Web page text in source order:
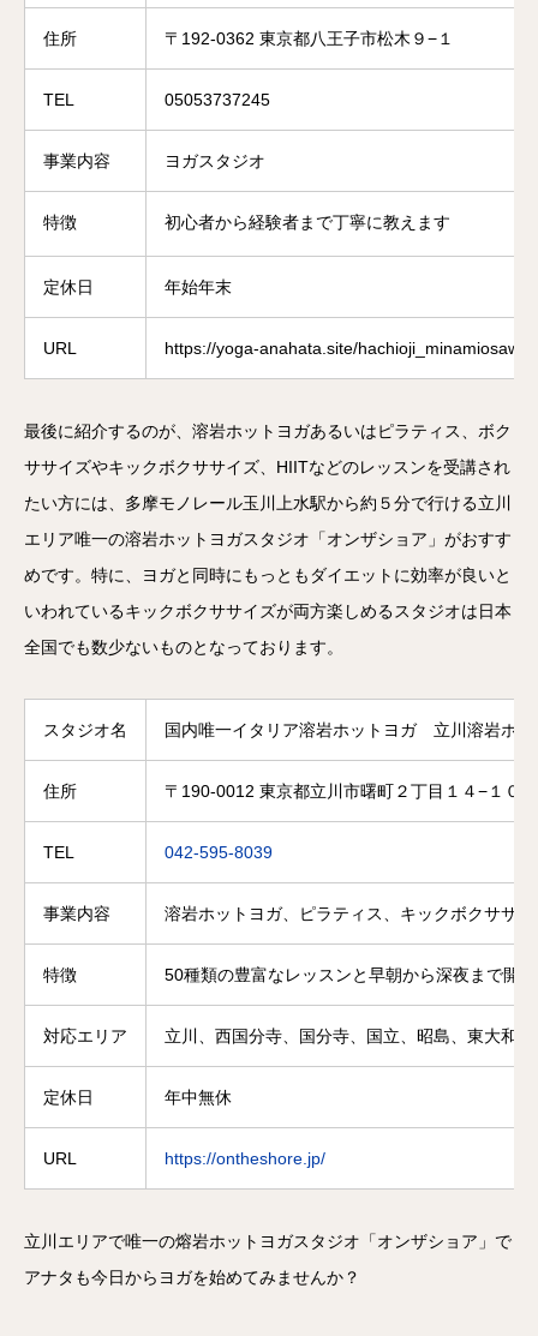
住所 〒192-0362 東京都八王子市松木９−１
TEL 05053737245
事業内容 ヨガスタジオ
特徴 初心者から経験者まで丁寧に教えます
定休日 年始年末
URL https://yoga-anahata.site/
最後に紹介するのが、溶岩ホットヨガあるいはピラティス、ボク
ササイズやキックボクササイズ、HIITなどのレッスンを受講され
たい方には、多摩モノレール玉川上水駅から約５分で行ける立川
エリア唯一の溶岩ホットヨガスタジオ「オンザショア」がおすす
めです。特に、ヨガと同時にもっともダイエットに効率が良いと
いわれているキックボクササイズが両方楽しめるスタジオは日本
全国でも数少ないものとなっております。
スタジオ名 国内唯一イタリア溶岩ホットヨガ 立川溶岩ホ
住所 〒190-0012 東京都立川市曙町２丁目１４−１０
TEL 042-595-8039
事業内容 溶岩ホットヨガ、ピラティス、キックボクササ
特徴 50種類の豊富なレッスンと早朝から深夜まで開
対応エリア 立川、西国分寺、国分寺、国立、昭島、東大和
定休日 年中無休
URL https://ontheshore.jp/
立川エリアで唯一の熔岩ホットヨガスタジオ「オンザショア」で
アナタも今日からヨガを始めてみませんか？